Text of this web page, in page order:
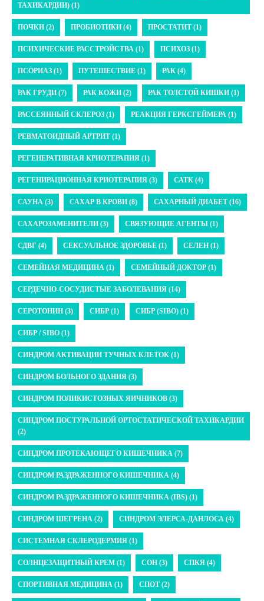
ТАХИКАРДИИ) (1)
ПОЧКИ (2) ПРОБИОТИКИ (4) ПРОСТАТИТ (1)
ПСИХИЧЕСКИЕ РАССТРОЙСТВА (1) ПСИХОЗ (1)
ПСОРИАЗ (1) ПУТЕШЕСТВИЕ (1) РАК (4)
РАК ГРУДИ (7) РАК КОЖИ (2) РАК ТОЛСТОЙ КИШКИ (1)
РАССЕЯННЫЙ СКЛЕРОЗ (1) РЕАКЦИЯ ГЕРКСГЕЙМЕРА (1)
РЕВМАТОИДНЫЙ АРТРИТ (1)
РЕГЕНЕРАТИВНАЯ КРИОТЕРАПИЯ (1)
РЕГЕНИРАЦИОННАЯ КРИОТЕРАПИЯ (3) САТК (4)
САУНА (3) САХАР В КРОВИ (8) САХАРНЫЙ ДИАБЕТ (16)
САХАРОЗАМЕНИТЕЛИ (3) СВЯЗУЮЩИЕ АГЕНТЫ (1)
СДВГ (4) СЕКСУАЛЬНОЕ ЗДОРОВЬЕ (1) СЕЛЕН (1)
СЕМЕЙНАЯ МЕДИЦИНА (1) СЕМЕЙНЫЙ ДОКТОР (1)
СЕРДЕЧНО-СОСУДИСТЫЕ ЗАБОЛЕВАНИЯ (14)
СЕРОТОНИН (3) СИБР (1) СИБР (SIBO) (1)
СИБР / SIBO (1)
СИНДРОМ АКТИВАЦИИ ТУЧНЫХ КЛЕТОК (1)
СИНДРОМ БОЛЬНОГО ЗДАНИЯ (3)
СИНДРОМ ПОЛИКИСТОЗНЫХ ЯИЧНИКОВ (3)
СИНДРОМ ПОСТУРАЛЬНОЙ ОРТОСТАТИЧЕСКОЙ ТАХИКАРДИИ
(2)
СИНДРОМ ПРОТЕКАЮЩЕГО КИШЕЧНИКА (7)
СИНДРОМ РАЗДРАЖЕННОГО КИШЕЧНИКА (4)
СИНДРОМ РАЗДРАЖЕННОГО КИШЕЧНИКА (IBS) (1)
СИНДРОМ ШЕГРЕНА (2) СИНДРОМ ЭЛЕРСА-ДАНЛОСА (4)
СИСТЕМНАЯ СКЛЕРОДЕРМИЯ (1)
СОЛНЦЕЗАЩИТНЫЙ КРЕМ (1) СОН (3) СПКЯ (4)
СПОРТИВНАЯ МЕДИЦИНА (1) СПОТ (2)